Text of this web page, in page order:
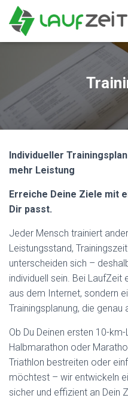
Individueller
mehr Leistung
Erreiche Deine Ziele mit
Dir passt.
Jeder Mensch trainiert
Leistungsstand,
unterscheiden sich –
individuell sein. Bei LaufZeit
aus dem Internet, sondern
Trainingsplanung, die
Ob Du Deinen ersten 10-
Halbmarathon oder
Triathlon bestreiten oder
möchtest – wir entwickeln
sicher und effizient an Dein